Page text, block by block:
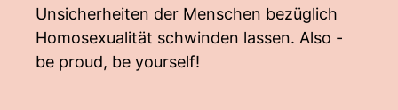
Unsicherheiten der Menschen bezüglich
Homosexualität schwinden lassen. Also -
be proud, be yourself!